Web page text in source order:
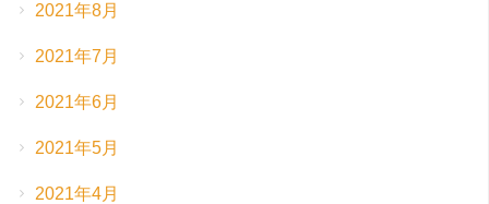
2021年8月
2021年7月
2021年6月
2021年5月
2021年4月